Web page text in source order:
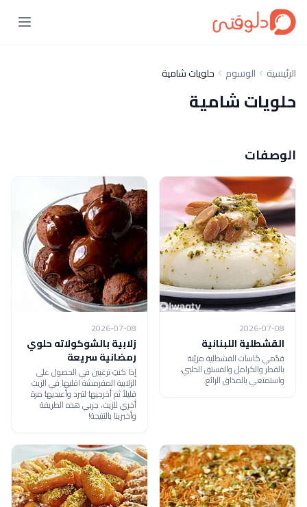
الرئيسية الوسوم حلويات شامية
حلويات شامية
الوصفات
2026-07-08
القشطلية اللبنانية
قدّمي كاسات القشطلية مزيّنة
بالقطر والكرامل والفستق الحلبي،
واستمتعي بالمذاق الرائع.
2026-07-08
زلابية بالشوكولاته حلوي
رمضانية سريعة
إذا كنتِ ترغبين في الحصول علي
الزلابية المقرمشة اقليها في الزيت
قليلأ ثم أخرجيها لتبرد وأعيديها مرة
أخري للزيت، جربي هذه الطريقة
وأخبرينا بالنتيجة!